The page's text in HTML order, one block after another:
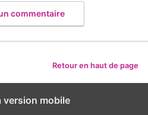
commentaire
Retour en haut de page
version mobile